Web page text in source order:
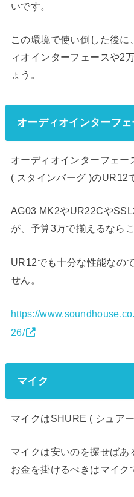
いです。
この環境で使い倒した後
ィオインターフェースや2
ょう。
オーディオインターフェ
オーディオインターフェ
( スタインバーグ )のUR12
AG03 MK2やUR22Cや
が、予算3万で揃えるなら
UR12でも十分な性能なの
せん。
https://
26/
マイク
マイクはSHURE ( シュア
マイクは安いのを探せば
お金を掛けるべきはマイク